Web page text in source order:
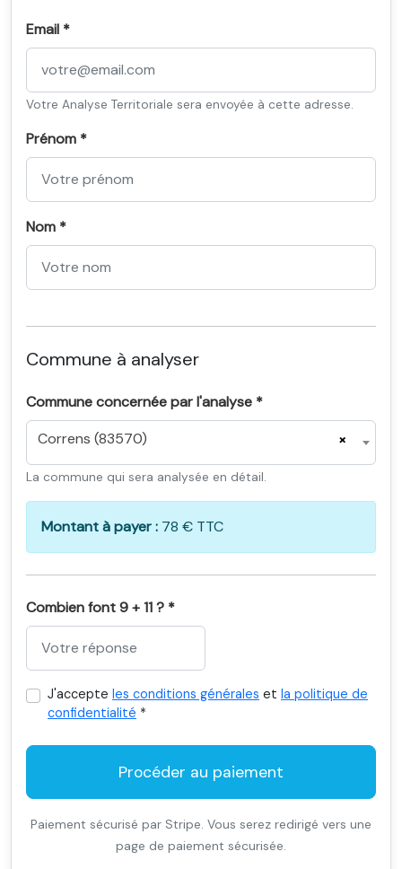
Email *
Votre Analyse Territoriale sera envoyée à cette adresse.
Prénom *
Nom *
Commune à analyser
Commune concernée par l'analyse *
×
Correns (83570)
La commune qui sera analysée en détail.
Montant à payer : 78 € TTC
Combien font 9 + 11 ? *
J'accepte les conditions générales et la politique de
confidentialité *
Procéder au paiement
Paiement sécurisé par Stripe. Vous serez redirigé vers une
page de paiement sécurisée.